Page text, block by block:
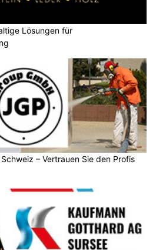
Lösungen für
– Vertrauen Sie den Profis